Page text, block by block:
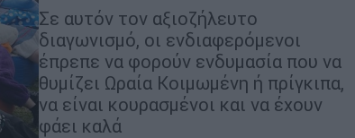
Σε αυτόν τον αξιοζήλευτο
διαγωνισμό, οι ενδιαφερόμενοι
έπρεπε να φορούν ενδυμασία που να
θυμίζει Ωραία Κοιμωμένη ή πρίγκιπα,
να είναι κουρασμένοι και να έχουν
φάει καλά